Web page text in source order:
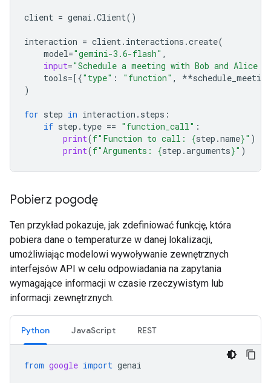
client = genai .Client()
interaction = client. interactions .create(
model="gemini-3.6-flash" ,
input="Schedule a meeting with Bob and Alice
tools=[{"type" : "function" , **
)
for step in interaction . steps :
if step . type == "function_call" :
print(f"Function to call: {step .name}" )
print(f"Arguments: {step .arguments}" )
Pobierz pogodę
Ten przykład pokazuje, jak zdefiniować funkcję, która
pobiera dane o temperaturze w danej lokalizacji,
umożliwiając modelowi wywoływanie zewnętrznych
interfejsów API w celu odpowiadania na zapytania
wymagające informacji w czasie rzeczywistym lub
informacji zewnętrznych.
Python JavaScript REST
from google import genai